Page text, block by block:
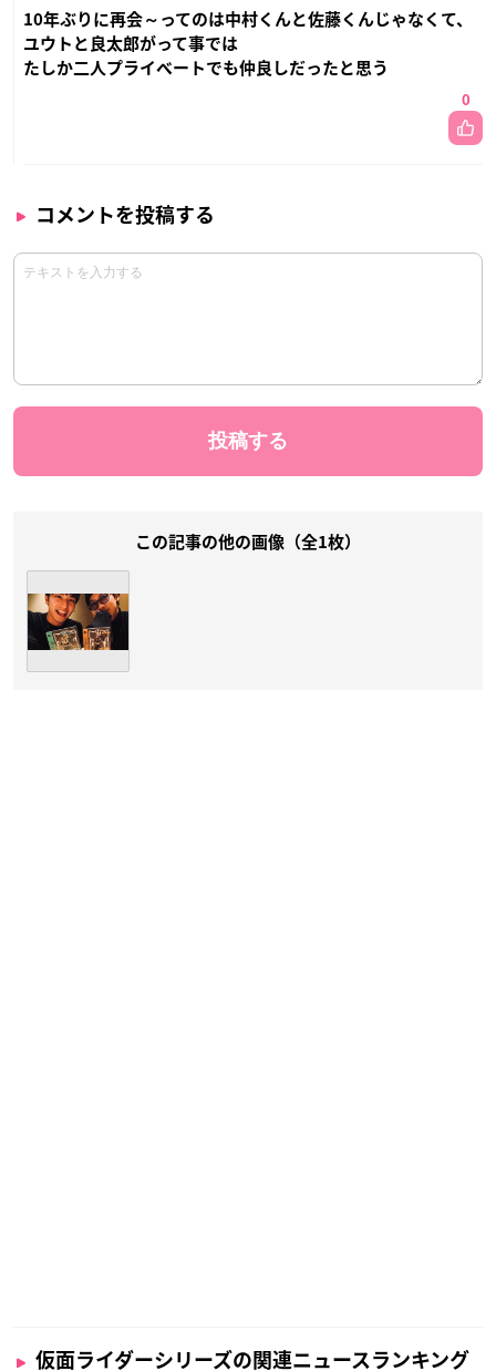
10年ぶりに再会～ってのは中村くんと佐藤くんじゃなくて、
ユウトと良太郎がって事では
たしか二人プライベートでも仲良しだったと思う
0
コメントを投稿する
この記事の他の画像（全1枚）
仮面ライダーシリーズの関連ニュースランキング